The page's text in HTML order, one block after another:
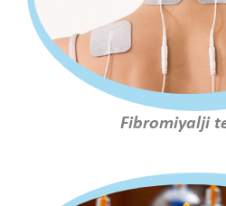
Fibromiyalji